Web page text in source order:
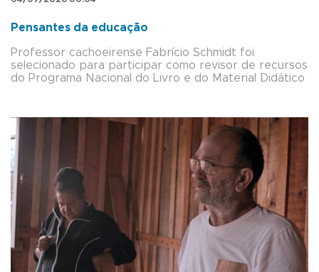
Pensantes da educação
Professor cachoeirense Fabrício Schmidt foi
selecionado para participar como revisor de recursos
do Programa Nacional do Livro e do Material Didático